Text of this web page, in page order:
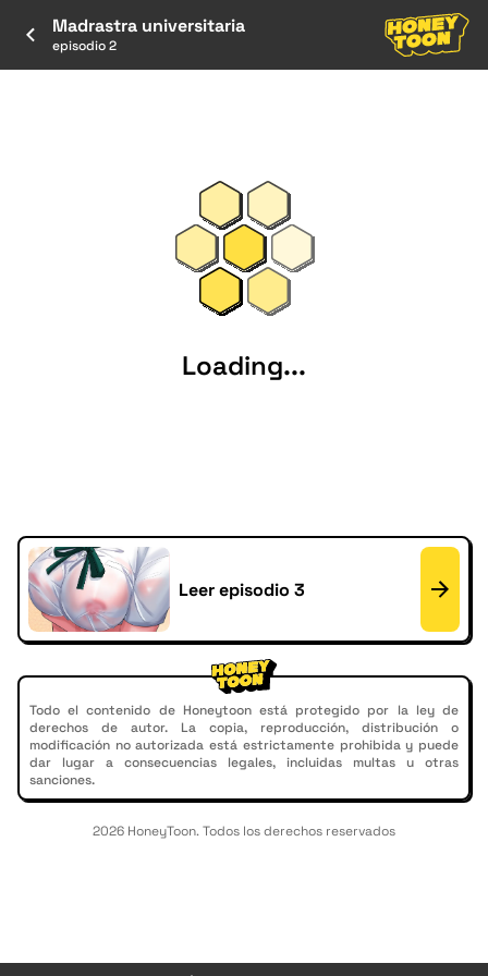
Madrastra universitaria
episodio 2
Loading...
Leer episodio 3
Todo el contenido de Honeytoon está protegido por la ley de
derechos de autor. La copia, reproducción, distribución o
modificación no autorizada está estrictamente prohibida y puede
dar lugar a consecuencias legales, incluidas multas u otras
sanciones.
2026 HoneyToon. Todos los derechos reservados